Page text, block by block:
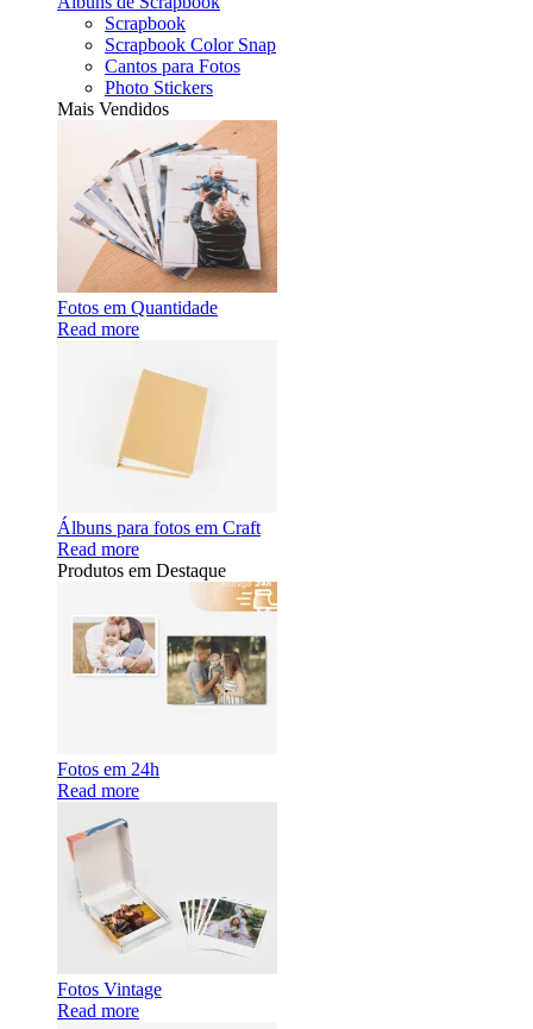
Scrapbook
Scrapbook Color Snap
Cantos para Fotos
Photo Stickers
Mais Vendidos
Fotos em Quantidade
Read more
Álbuns para fotos em Craft
Read more
Produtos em Destaque
Fotos em 24h
Read more
Fotos Vintage
Read more